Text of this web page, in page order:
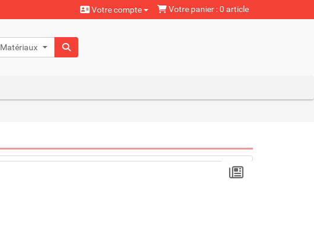
Votre compte Votre panier : 0 article
Matériaux naturels